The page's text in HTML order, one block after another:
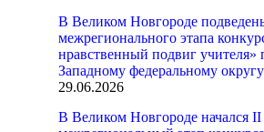
В Великом Новгороде
межрегионального этапа
нравственный подвиг учителя»
Западному федеральному округу
29.06.2026
В Великом Новгороде начался II